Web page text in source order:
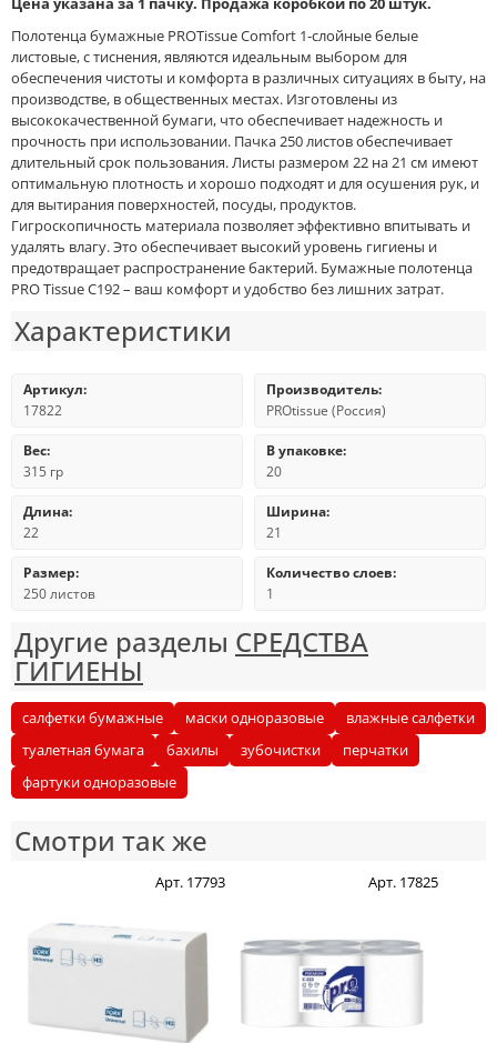
Полотенца бумажные PROTissue Comfort 1-слойные белые
листовые, с тиснения, являются идеальным выбором для
обеспечения чистоты и комфорта в различных ситуациях в быту, на
производстве, в общественных местах. Изготовлены из
высококачественной бумаги, что обеспечивает надежность и
прочность при использовании. Пачка 250 листов обеспечивает
длительный срок пользования. Листы размером 22 на 21 см имеют
оптимальную плотность и хорошо подходят и для осушения рук, и
для вытирания поверхностей, посуды, продуктов.
Гигроскопичность материала позволяет эффективно впитывать и
удалять влагу. Это обеспечивает высокий уровень гигиены и
предотвращает распространение бактерий. Бумажные полотенца
PRO Tissue С192 – ваш комфорт и удобство без лишних затрат.
Характеристики
Артикул:
17822
Производитель:
PROtissue (Россия)
Вес:
315 гр
В упаковке:
20
Длина:
22
Ширина:
21
Размер:
250 листов
Количество слоев:
1
Другие разделы СРЕДСТВА
ГИГИЕНЫ
салфетки бумажные маски одноразовые
влажные салфетки
туалетная бумага
бахилы зубочистки
перчатки
фартуки одноразовые
Смотри так же
Арт. 17793 Арт. 17825